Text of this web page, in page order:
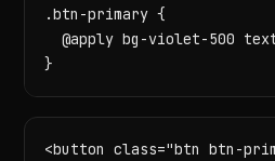
.btn-primary {
@apply bg-violet-500
}
<button class="btn btn-